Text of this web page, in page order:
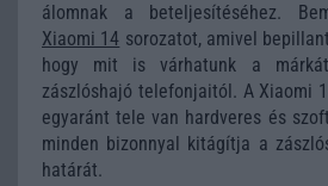
álomnak a beteljesítéséhez.
Xiaomi 14 sorozatot, amivel
hogy mit is várhatunk a
zászlóshajó telefonjaitól. A Xiaomi
egyaránt tele van hardveres és
minden bizonnyal kitágítja a
határát.